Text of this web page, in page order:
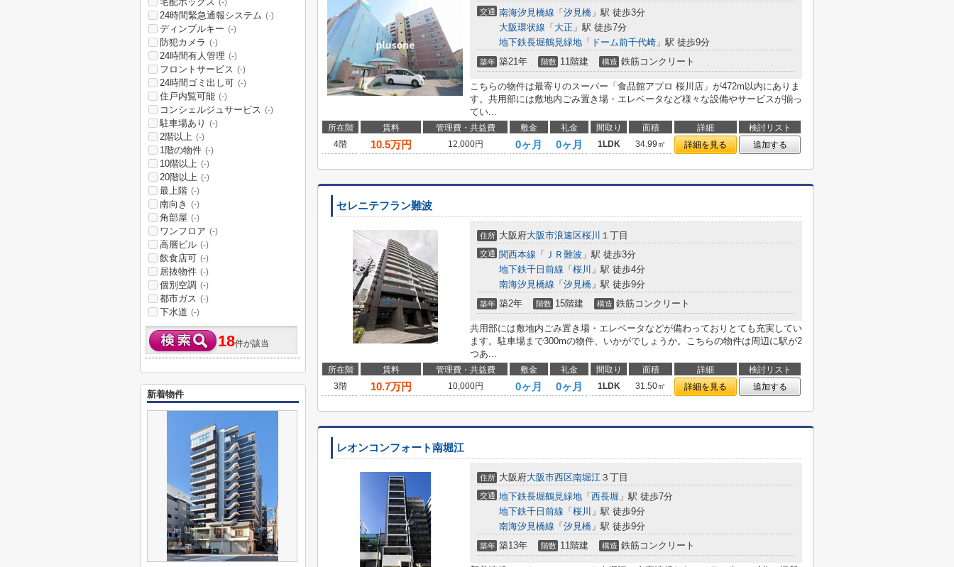
交通 南海汐見橋線 「 汐見橋 」駅 徒歩3分
大阪環状線 「 大正 」駅 徒歩7分
地下鉄長堀鶴見緑地 「 ドーム前千代崎 」駅 徒歩9分
築年 築21年 階数 11階建 構造 鉄筋コンクリート
こちらの物件は最寄りのスーパー「食品館アプロ 桜川店」が472m以内にありま
す。共用部には敷地内ごみ置き場・エレベータなど様々な設備やサービスが揃っ
てい...
所在階 賃料 管理費・共益費 敷金 礼金 間取り 面積 詳細
検討リスト
4階
10.5万円 12,000円 0ヶ月 0ヶ月 1LDK 34.99㎡ 詳細を見る 追加する
セレニテフラン難波
住所 大阪府大阪市浪速区桜川 １丁目
交通 関西本線 「 ＪＲ難波 」駅 徒歩3分
地下鉄千日前線 「 桜川 」駅 徒歩4分
南海汐見橋線 「 汐見橋 」駅 徒歩9分
築年 築2年 階数 15階建 構造 鉄筋コンクリート
共用部には敷地内ごみ置き場・エレベータなどが備わっておりとても充実してい
ます。駐車場まで300mの物件、いかがでしょうか。こちらの物件は周辺に駅が2
つあ...
所在階 賃料 管理費・共益費 敷金 礼金 間取り 面積 詳細
検討リスト
3階
10.7万円 10,000円 0ヶ月 0ヶ月 1LDK 31.50㎡ 詳細を見る 追加する
レオンコンフォート南堀江
住所 大阪府大阪市西区南堀江 ３丁目
交通 地下鉄長堀鶴見緑地 「 西長堀 」駅 徒歩7分
地下鉄千日前線 「 桜川 」駅 徒歩9分
南海汐見橋線 「 汐見橋 」駅 徒歩9分
築年 築13年 階数 11階建 構造 鉄筋コンクリート
(-)
24時間緊急通報システム (-)
ディンプルキー (-)
防犯カメラ (-)
24時間有人管理 (-)
フロントサービス (-)
24時間ゴミ出し可 (-)
住戸内覧可能 (-)
コンシェルジュサービス (-)
駐車場あり (-)
2階以上 (-)
1階の物件 (-)
10階以上 (-)
20階以上 (-)
最上階 (-)
南向き (-)
角部屋 (-)
ワンフロア (-)
高層ビル (-)
飲食店可 (-)
居抜物件 (-)
個別空調 (-)
都市ガス (-)
下水道 (-)
18件が該当
新着物件